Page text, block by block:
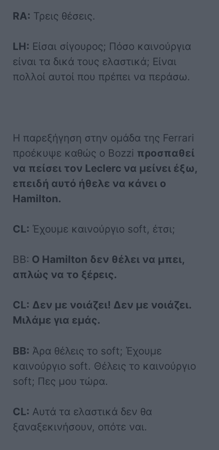
RA: Τρεις θέσεις.
LH: Είσαι σίγουρος; Πόσο καινούργια
είναι τα δικά τους ελαστικά; Είναι
πολλοί αυτοί που πρέπει να περάσω.
Η παρεξήγηση στην ομάδα της Ferrari
προέκυψε καθώς ο Bozzi προσπαθεί
να πείσει τον Leclerc να μείνει έξω,
επειδή αυτό ήθελε να κάνει ο
Hamilton.
CL: Έχουμε καινούργιο soft, έτσι;
BB: Ο Hamilton δεν θέλει να μπει,
απλώς να το ξέρεις.
CL: Δεν με νοιάζει! Δεν με νοιάζει.
Μιλάμε για εμάς.
BB: Άρα θέλεις το soft; Έχουμε
καινούργιο soft. Θέλεις το καινούργιο
soft; Πες μου τώρα.
CL: Αυτά τα ελαστικά δεν θα
ξαναξεκινήσουν, οπότε ναι.